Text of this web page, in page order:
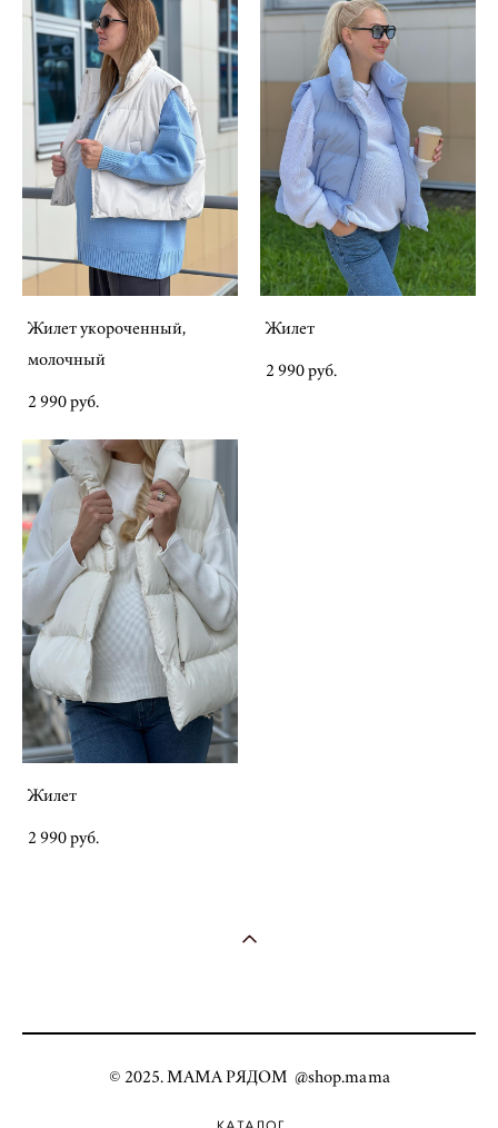
Жилет укороченный,
молочный
2 990 pуб.
Жилет
2 990 pуб.
Жилет
2 990 pуб.
© 2025. МАМА РЯДОМ @shop.mama